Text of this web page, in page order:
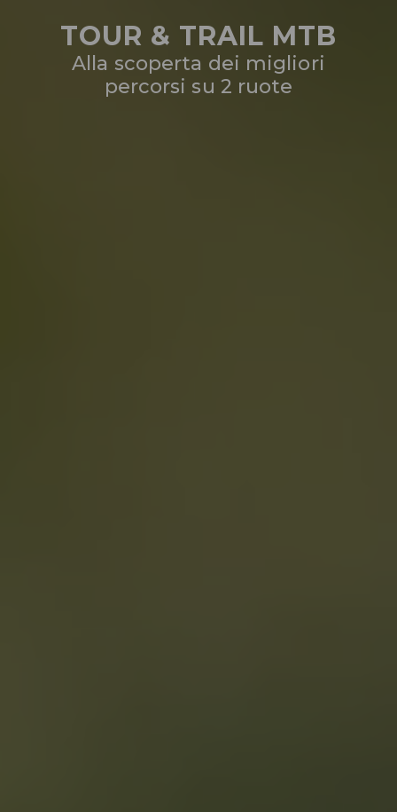
TOUR & TRAIL MTB
Alla scoperta dei migliori
percorsi su 2 ruote